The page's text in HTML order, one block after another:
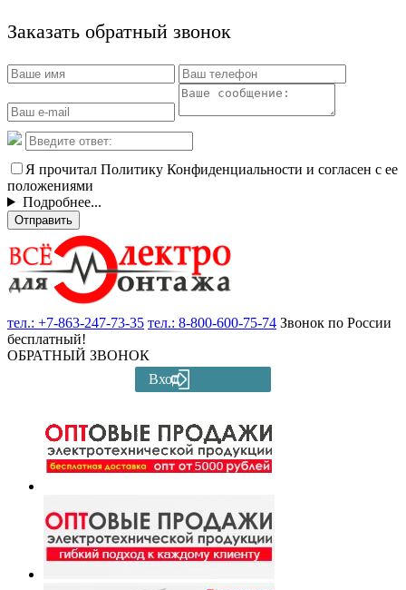
Заказать обратный звонок
Я прочитал Политику Конфиденциальности и согласен с ее
положениями
Подробнее...
Отправить
тел.: +7-863-247-73-35 тел.: 8-800-600-75-74 Звонок по России
бесплатный!
ОБРАТНЫЙ ЗВОНОК
Вход